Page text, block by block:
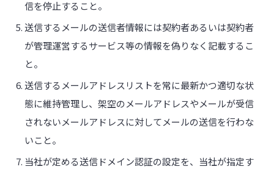
信を停止すること。
送信するメールの送信者情報には契約者あるいは契約者
が管理運営するサービス等の情報を偽りなく記載するこ
と。
送信するメールアドレスリストを常に最新かつ適切な状
態に維持管理し、架空のメールアドレスやメールが受信
されないメールアドレスに対してメールの送信を行わな
いこと。
当社が定める送信ドメイン認証の設定を、当社が指定す